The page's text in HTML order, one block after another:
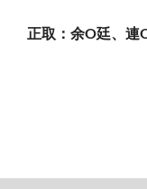
正取：余O廷、連